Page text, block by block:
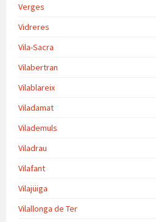
Verges
Vidreres
Vila-Sacra
Vilabertran
Vilablareix
Viladamat
Vilademuls
Viladrau
Vilafant
Vilajüiga
Vilallonga de Ter